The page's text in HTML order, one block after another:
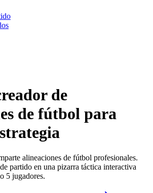
de
de fútbol para
alineaciones de fútbol profesionales.
partido en una pizarra táctica interactiva
5 jugadores.